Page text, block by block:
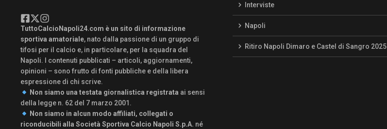
TuttoCalcioNapoli24.com è un sito di informazione
sportiva amatoriale, nato dalla passione di un gruppo di
tifosi per il calcio e, in particolare, per la squadra del
Napoli. I contenuti pubblicati – articoli, aggiornamenti,
opinioni – sono frutto di fonti pubbliche e della libera
espressione di chi scrive.
Non siamo una testata giornalistica registrata ai sensi
della legge n. 62 del 7 marzo 2001.
Non siamo in alcun modo affiliati, collegati o
riconducibili alla Società Sportiva Calcio Napoli S.p.A. né
Interviste
Napoli
Ritiro Napoli Dimaro e Castel di Sangro 2025